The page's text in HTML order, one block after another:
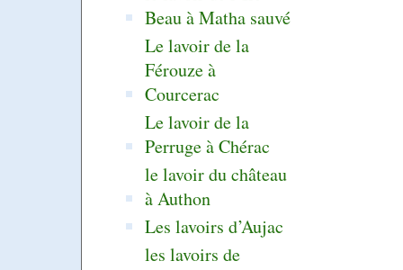
Beau à Matha sauvé
Le lavoir de la
Férouze à
Courcerac
Le lavoir de la
Perruge à Chérac
le lavoir du château
à Authon
Les lavoirs d’Aujac
les lavoirs de